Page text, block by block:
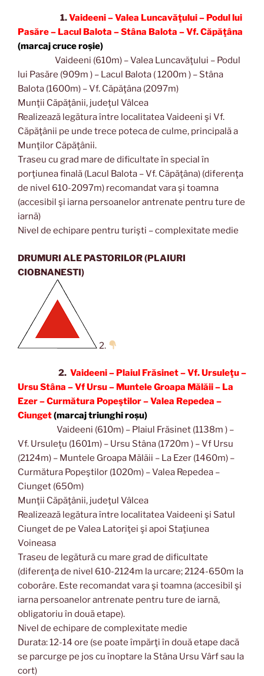
1.Vaideeni – Valea Luncavăţului – Podul lui
Pasăre – Lacul Balota – Stâna Balota – Vf. Căpăţâna
(marcaj cruce roșie)
Vaideeni (610m) – Valea Luncavăţului – Podul
lui Pasăre (909m ) – Lacul Balota ( 1200m ) – Stâna
Balota (1600m) – Vf. Căpăţâna (2097m)
Munţii Căpăţânii, judeţul Vâlcea
Realizează legătura între localitatea Vaideeni şi Vf.
Căpăţânii pe unde trece poteca de culme, principală a
Munţilor Căpăţânii.
Traseu cu grad mare de dificultate în special în
porţiunea finală (Lacul Balota – Vf. Căpăţâna) (diferenţa
de nivel 610-2097m) recomandat vara şi toamna
(accesibil şi iarna persoanelor antrenate pentru ture de
iarnă)
Nivel de echipare pentru turişti – complexitate medie
DRUMURI ALE PASTORILOR (PLAIURI
CIOBNANESTI)
2.
2. Vaideeni – Plaiul Frăsinet – Vf. Ursuleţu –
Ursu Stâna – Vf Ursu – Muntele Groapa Mălăii – La
Ezer – Curmătura Popeştilor – Valea Repedea –
Ciunget(marcaj triunghi roșu)
Vaideeni (610m) – Plaiul Frăsinet (1138m ) –
Vf. Ursuleţu (1601m) – Ursu Stâna (1720m ) – Vf Ursu
(2124m) – Muntele Groapa Mălăii – La Ezer (1460m) –
Curmătura Popeştilor (1020m) – Valea Repedea –
Ciunget (650m)
Munţii Căpăţânii, judeţul Vâlcea
Realizează legătura între localitatea Vaideeni şi Satul
Ciunget de pe Valea Latoriţei şi apoi Staţiunea
Voineasa
Traseu de legătură cu mare grad de dificultate
(diferenţa de nivel 610-2124m la urcare; 2124-650m la
coborâre. Este recomandat vara şi toamna (accesibil şi
iarna persoanelor antrenate pentru ture de iarnă,
obligatoriu în două etape).
Nivel de echipare de complexitate medie
Durata: 12-14 ore (se poate împărţi în două etape dacă
se parcurge pe jos cu înoptare la Stâna Ursu Vârf sau la
cort)